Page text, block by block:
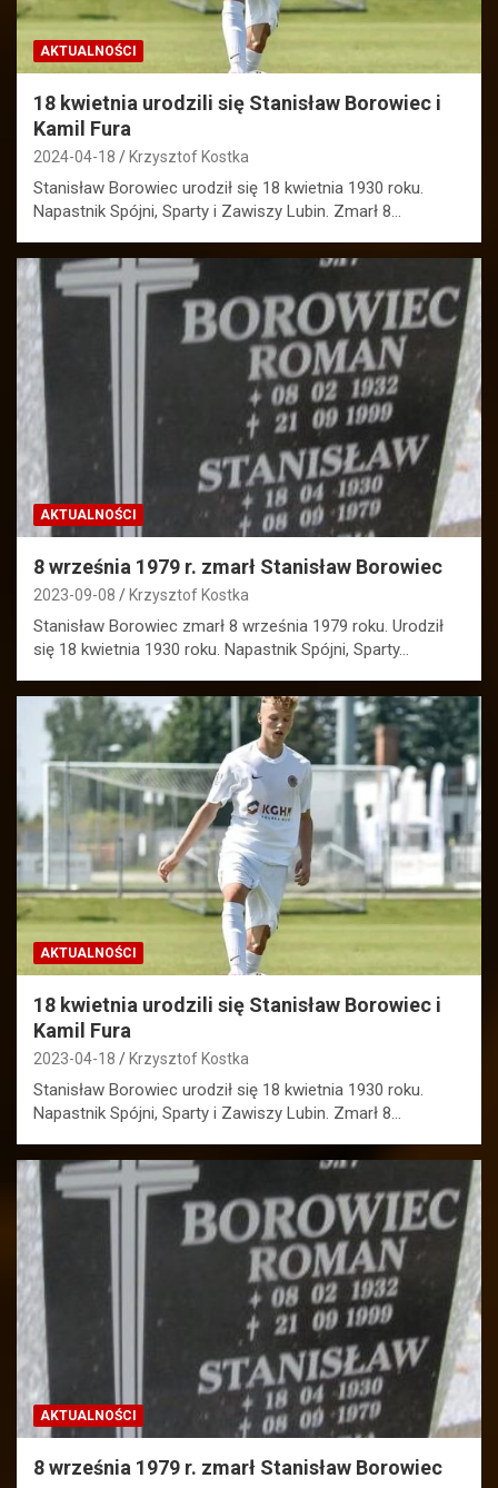
AKTUALNOŚCI
18 kwietnia urodzili się Stanisław Borowiec i
Kamil Fura
2024-04-18 Krzysztof Kostka
Stanisław Borowiec urodził się 18 kwietnia 1930 roku.
Napastnik Spójni, Sparty i Zawiszy Lubin. Zmarł 8…
AKTUALNOŚCI
8 września 1979 r. zmarł Stanisław Borowiec
2023-09-08 Krzysztof Kostka
Stanisław Borowiec zmarł 8 września 1979 roku. Urodził
się 18 kwietnia 1930 roku. Napastnik Spójni, Sparty…
AKTUALNOŚCI
18 kwietnia urodzili się Stanisław Borowiec i
Kamil Fura
2023-04-18 Krzysztof Kostka
Stanisław Borowiec urodził się 18 kwietnia 1930 roku.
Napastnik Spójni, Sparty i Zawiszy Lubin. Zmarł 8…
AKTUALNOŚCI
8 września 1979 r. zmarł Stanisław Borowiec